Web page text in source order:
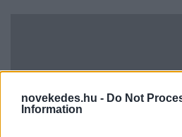
novekedes.hu - Do Not
Information